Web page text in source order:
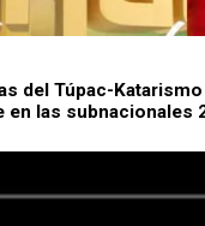
del Túpac-Katarismo
en las subnacionales